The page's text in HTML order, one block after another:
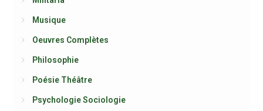
Musique
Oeuvres Complètes
Philosophie
Poésie Théâtre
Psychologie Sociologie